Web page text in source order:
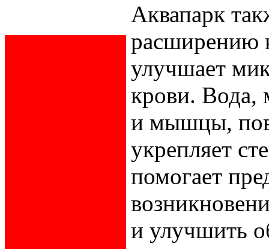
Аквапарк
расширению
улучшает
крови. Вода,
и мышцы,
укрепляет
помогает
и улучшить